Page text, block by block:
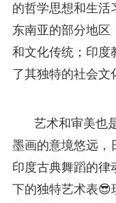
的哲学思想和生活
东南亚的部分地区
和文化传统；印度
了其独特的社会文
艺术和审美也
墨画的意境悠远，
印度古典舞蹈的律
下的独特艺术表😎